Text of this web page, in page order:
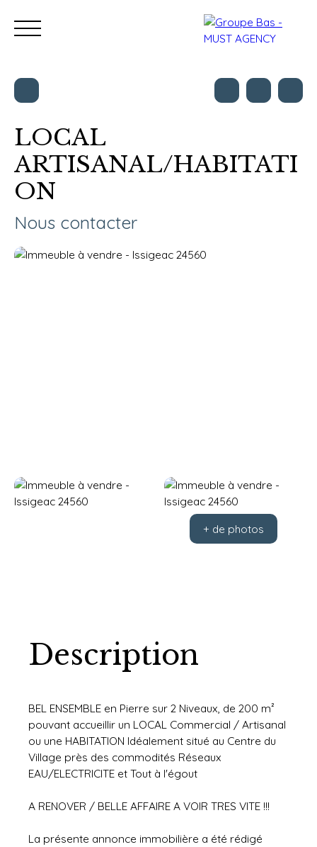
Nos bureaux Acheter Vendre Programmes
LOCAL
ARTISANAL/HABITATI
ON
Nous contacter
+ de photos
Description
BEL ENSEMBLE en Pierre sur 2 Niveaux, de 200 m²
pouvant accueillir un LOCAL Commercial / Artisanal
ou une HABITATION Idéalement situé au Centre du
Village près des commodités Réseaux
EAU/ELECTRICITE et Tout à l'égout
A RENOVER / BELLE AFFAIRE A VOIR TRES VITE !!!
La présente annonce immobilière a été rédigé